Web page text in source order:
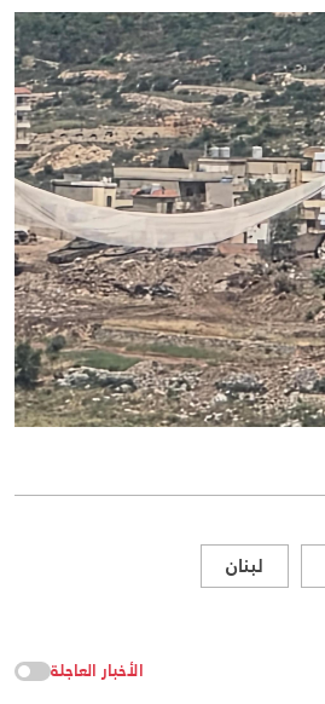
لبنان
الأخبار العاجلة